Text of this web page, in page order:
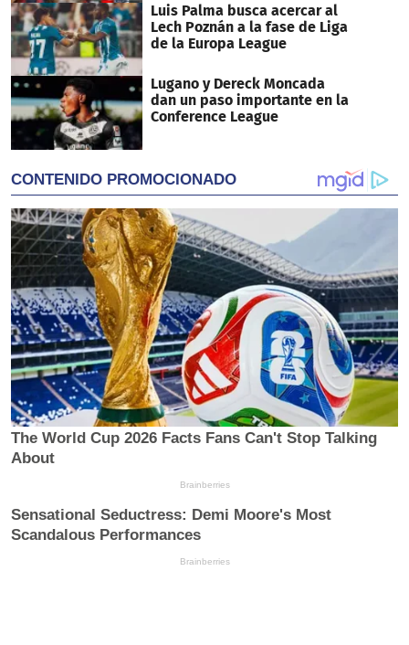
Luis Palma busca acercar al
Lech Poznán a la fase de Liga
de la Europa League
Lugano y Dereck Moncada
dan un paso importante en la
Conference League